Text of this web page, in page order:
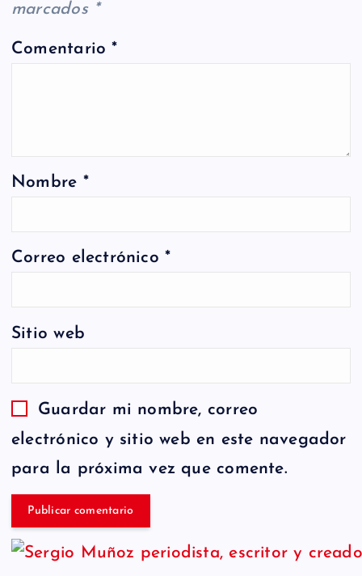
marcados *
Comentario*
Nombre *
Correo electrónico*
Sitio web
Guardar mi nombre, correo
electrónico y sitio web en este navegador
para la próxima vez que comente.